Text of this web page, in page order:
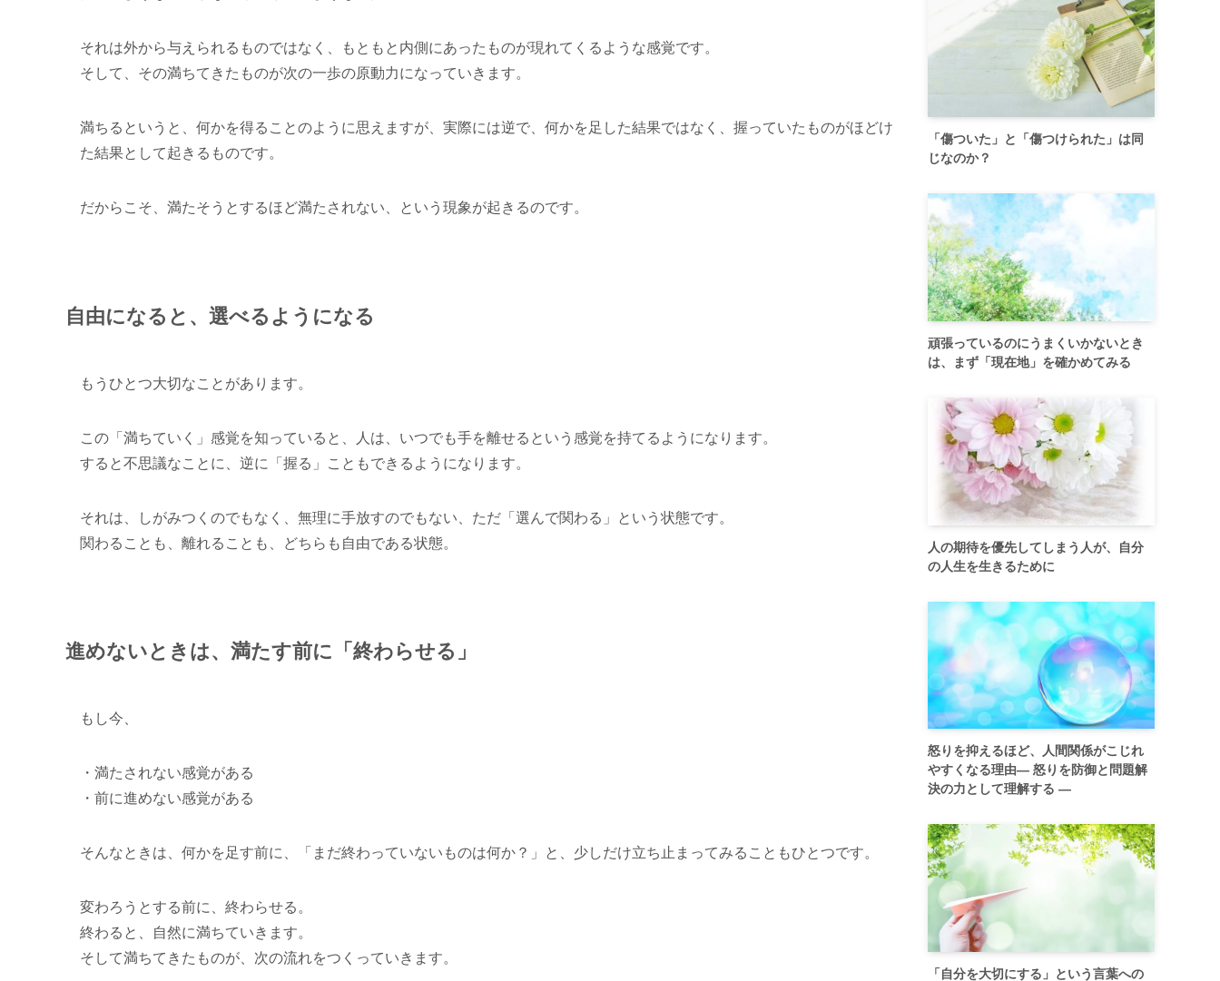
それは外から与えられるものではなく、もともと内側にあったものが現れてくるような感覚です。
そして、その満ちてきたものが次の一歩の原動力になっていきます。
満ちるというと、何かを得ることのように思えますが、実際には逆で、何かを足した結果ではなく、握っていたものがほどけ
た結果として起きるものです。
だからこそ、満たそうとするほど満たされない、という現象が起きるのです。
自由になると、選べるようになる
もうひとつ大切なことがあります。
この「満ちていく」感覚を知っていると、人は、いつでも手を離せるという感覚を持てるようになります。
すると不思議なことに、逆に「握る」こともできるようになります。
それは、しがみつくのでもなく、無理に手放すのでもない、ただ「選んで関わる」という状態です。
関わることも、離れることも、どちらも自由である状態。
進めないときは、満たす前に「終わらせる」
もし今、
・満たされない感覚がある
・前に進めない感覚がある
そんなときは、何かを足す前に、「まだ終わっていないものは何か？」と、少しだけ立ち止まってみることもひとつです。
変わろうとする前に、終わらせる。
終わると、自然に満ちていきます。
そして満ちてきたものが、次の流れをつくっていきます。
「傷ついた」と「傷つけられた」は同
じなのか？
頑張っているのにうまくいかないとき
は、まず「現在地」を確かめてみる
人の期待を優先してしまう人が、自分
の人生を生きるために
怒りを抑えるほど、人間関係がこじれ
やすくなる理由― 怒りを防御と問題解
決の力として理解する ―
「自分を大切にする」という言葉への